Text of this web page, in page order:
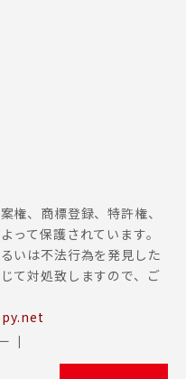
権、商標登録、特許権、
って保護されています。
いは不法行為を発見した
て対処致しますので、ご